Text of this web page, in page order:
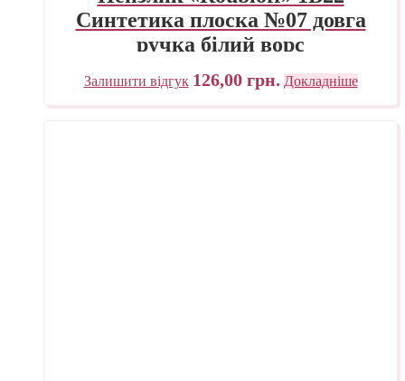
Синтетика плоска №07 довга
ручка білий ворс
Залишити відгук 126,00 грн. Докладніше